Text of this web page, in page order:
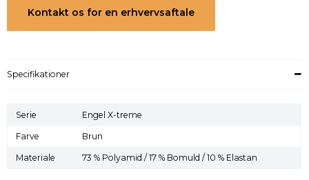
Kontakt os for en erhvervsaftale
Specifikationer
Serie Engel X-treme
Farve Brun
Materiale 73 % Polyamid / 17 % Bomuld / 10 % Elastan